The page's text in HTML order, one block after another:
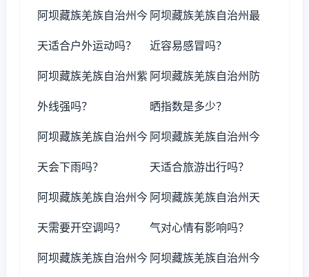
阿坝藏族羌族自治州今
天适合户外运动吗？
阿坝藏族羌族自治州最
近容易感冒吗？
阿坝藏族羌族自治州紫
外线强吗？
阿坝藏族羌族自治州防
晒指数是多少？
阿坝藏族羌族自治州今
天会下雨吗？
阿坝藏族羌族自治州今
天适合旅游出行吗？
阿坝藏族羌族自治州今
天需要开空调吗？
阿坝藏族羌族自治州天
气对心情有影响吗？
阿坝藏族羌族自治州今 阿坝藏族羌族自治州今